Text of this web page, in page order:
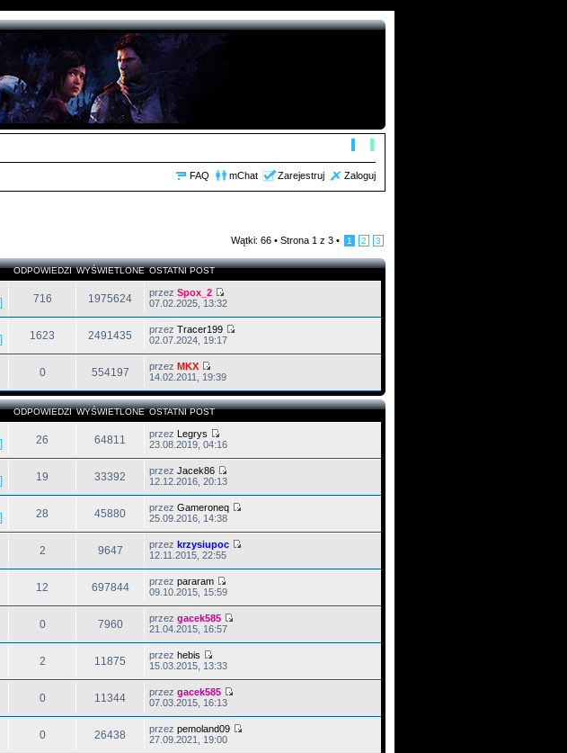
FAQ mChat Zarejestruj Zaloguj
Wątki: 66 • Strona 1 z 3 • 1 2 3
ODPOWIEDZI WYŚWIETLONE OSTATNI POST
716 1975624 przez Spox_2
07.02.2025, 13:32
1623 2491435 przez Tracer199
02.07.2024, 19:17
0 554197 przez MKX
14.02.2011, 19:39
ODPOWIEDZI WYŚWIETLONE OSTATNI POST
26 64811 przez Legrys
23.08.2019, 04:16
19 33392 przez Jacek86
12.12.2016, 20:13
28 45880 przez Gameroneq
25.09.2016, 14:38
2 9647 przez krzysiupoc
12.11.2015, 22:55
12 697844 przez pararam
09.10.2015, 15:59
0 7960 przez gacek585
21.04.2015, 16:57
2 11875 przez hebis
15.03.2015, 13:33
0 11344 przez gacek585
07.03.2015, 16:13
0 26438 przez pemoland09
27.09.2021, 19:00